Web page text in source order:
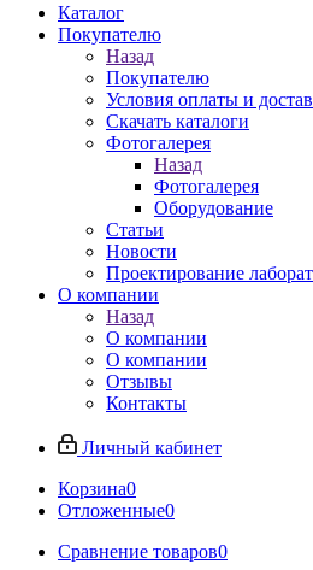
Каталог
Покупателю
Назад
Покупателю
Условия оплаты и
Скачать каталоги
Фотогалерея
Назад
Фотогалерея
Оборудование
Статьи
Новости
Проектирование
О компании
Назад
О компании
О компании
Отзывы
Контакты
Личный кабинет
Корзина0
Отложенные0
Сравнение товаров0